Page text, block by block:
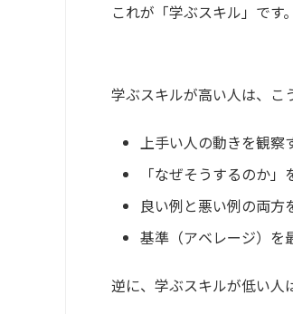
これが「学ぶスキル」です。
学ぶスキルが高い人は、こ
上手い人の動きを観察
「なぜそうするのか」
良い例と悪い例の両方
基準（アベレージ）を
逆に、学ぶスキルが低い人